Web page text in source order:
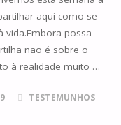
aqui como se
vida.Embora possa
não é sobre o
à realidade muito …
TESTEMUNHOS